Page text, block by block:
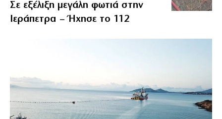
Σε εξέλιξη μεγάλη φωτιά στην
Ιεράπετρα – Ήχησε το 112